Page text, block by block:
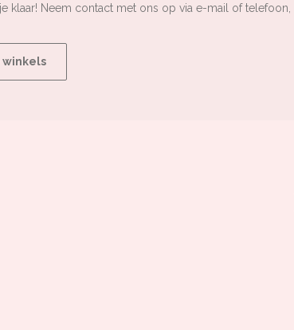
klaar! Neem contact met ons op via e-mail of telefoon,
winkels